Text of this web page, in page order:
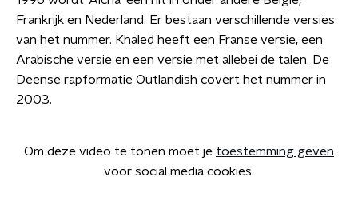
Frankrijk en Nederland. Er bestaan verschillende versies
van het nummer. Khaled heeft een Franse versie, een
Arabische versie en een versie met allebei de talen. De
Deense rapformatie Outlandish covert het nummer in
2003.
Om deze video te tonen moet je toestemming geven
voor social media cookies.